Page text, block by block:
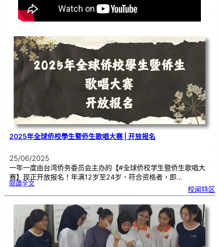
2025年全球侨校學生暨侨生歌唱大赛 | 开放报名
25/06/2025
一年一度由台湾侨务委员会主办的【#全球侨校学生暨侨生歌唱大
赛】现正开放报名！年满12岁至24岁、符合资格者，即…
閱讀全文:2
5
全
球
侨
生
暨
侨
生
歌
唱
校闻特区